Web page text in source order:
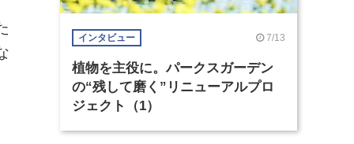
インタビュー 7/13
植物を主役に。パークスガーデン
の“残して磨く”リニューアルプロ
ジェクト（1）